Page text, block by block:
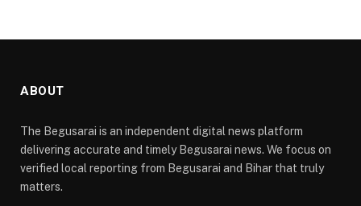
ABOUT
The Begusarai is an independent digital news platform
delivering accurate and timely Begusarai news. We focus on
verified local reporting from Begusarai and Bihar that truly
matters.